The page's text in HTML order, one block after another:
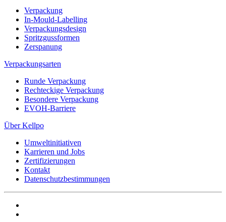
Verpackung
In-Mould-Labelling
Verpackungsdesign
Spritzgussformen
Zerspanung
Verpackungsarten
Runde Verpackung
Rechteckige Verpackung
Besondere Verpackung
EVOH-Barriere
Über Kellpo
Umweltinitiativen
Karrieren und Jobs
Zertifizierungen
Kontakt
Datenschutzbestimmungen